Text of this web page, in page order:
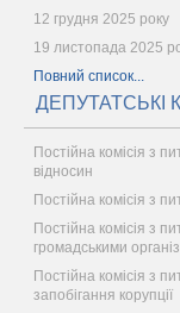
12 грудня 2025 року
19 листопада 2025
Повний список...
ДЕПУТАТСЬКІ
Постійна комісія з
відносин
Постійна комісія з
Постійна комісія з
громадськими
Постійна комісія з
запобігання корупції